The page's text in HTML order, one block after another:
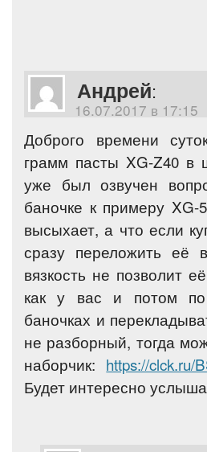
Андрей:
16.07.2017 в 17:15
Доброго времени
грамм пасты XG-Z40 в
уже был озвучен
баночке к примеру
высыхает, а что если
сразу переложить
вязкость не позволит
как у вас и потом по
баночках и
не разборный, тогда
наборчик: https://clck.ru/
Будет интересно